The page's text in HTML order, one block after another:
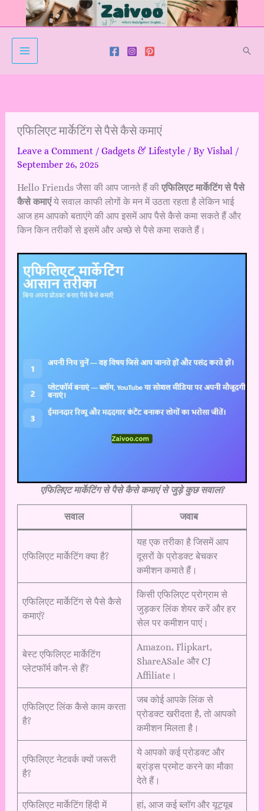
एफिलिएट मार्केटिंग से पैसे कैसे कमाएं
Leave a Comment / Gadgets & Lifestyle/ By Vishal /
September 26, 2025
Hello Friends जैसा की आप जानते हैं की एफिलिएट मार्केटिंग से पैसे
कैसे कमाएंये सवाल काफी लोगों के मन में उठता रहता है लेकिन भाई
आज हम आपको बताएंगे की आप इसमें आप पैसे कैसे कमा सकते हैं और
किन किन तरीकों से इसमें और अच्छे से पैसे कमा सकते हैं।
एफिलिएट मार्केटिंग से पैसे कैसे कमाएं से जुड़े कुछ सवाल?
सवाल जवाब
एफिलिएट मार्केटिंग क्या है?
यह एक तरीका है जिसमें आप
दूसरों के प्रोडक्ट बेचकर
कमीशन कमाते हैं।
एफिलिएट मार्केटिंग से पैसे कैसे
कमाएं?
किसी एफिलिएट प्रोग्राम से
जुड़कर लिंक शेयर करें और हर
सेल पर कमीशन पाएं।
बेस्ट एफिलिएट मार्केटिंग
प्लेटफॉर्म कौन-से हैं?
Amazon, Flipkart,
ShareASale और CJ
Affiliate।
एफिलिएट लिंक कैसे काम करता
है?
जब कोई आपके लिंक से
प्रोडक्ट खरीदता है, तो आपको
कमीशन मिलता है।
एफिलिएट नेटवर्क क्यों जरूरी
है?
ये आपको कई प्रोडक्ट और
ब्रांड्स प्रमोट करने का मौका
देते हैं।
एफिलिएट मार्केटिंग हिंदी में
हां, आज कई ब्लॉग और यूट्यूब